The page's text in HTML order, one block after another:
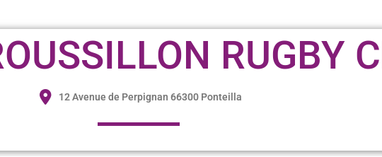
RUGBY
12 Avenue de Perpignan 66300 Ponteilla